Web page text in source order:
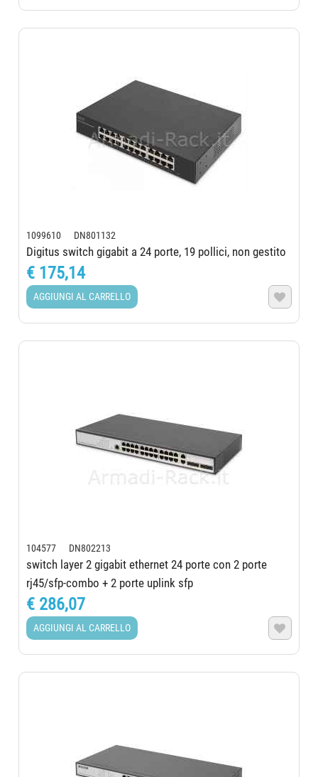
1099610 DN801132
Digitus switch gigabit a 24 porte, 19 pollici, non gestito
€ 175,14
AGGIUNGI AL CARRELLO 
104577 DN802213
switch layer 2 gigabit ethernet 24 porte con 2 porte
rj45/sfp-combo + 2 porte uplink sfp
€ 286,07
AGGIUNGI AL CARRELLO 